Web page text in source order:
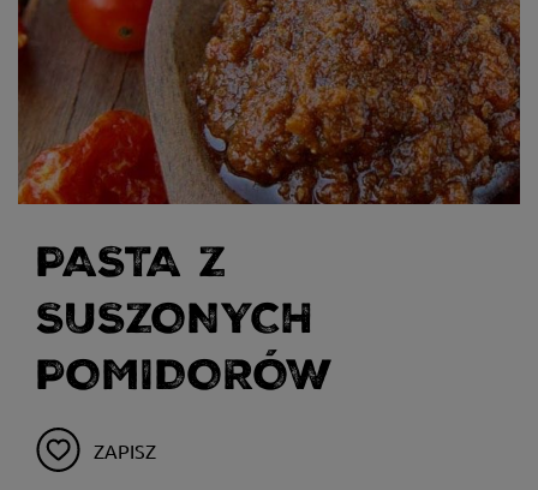
PASTA Z
SUSZONYCH
POMIDORÓW
ZAPISZ